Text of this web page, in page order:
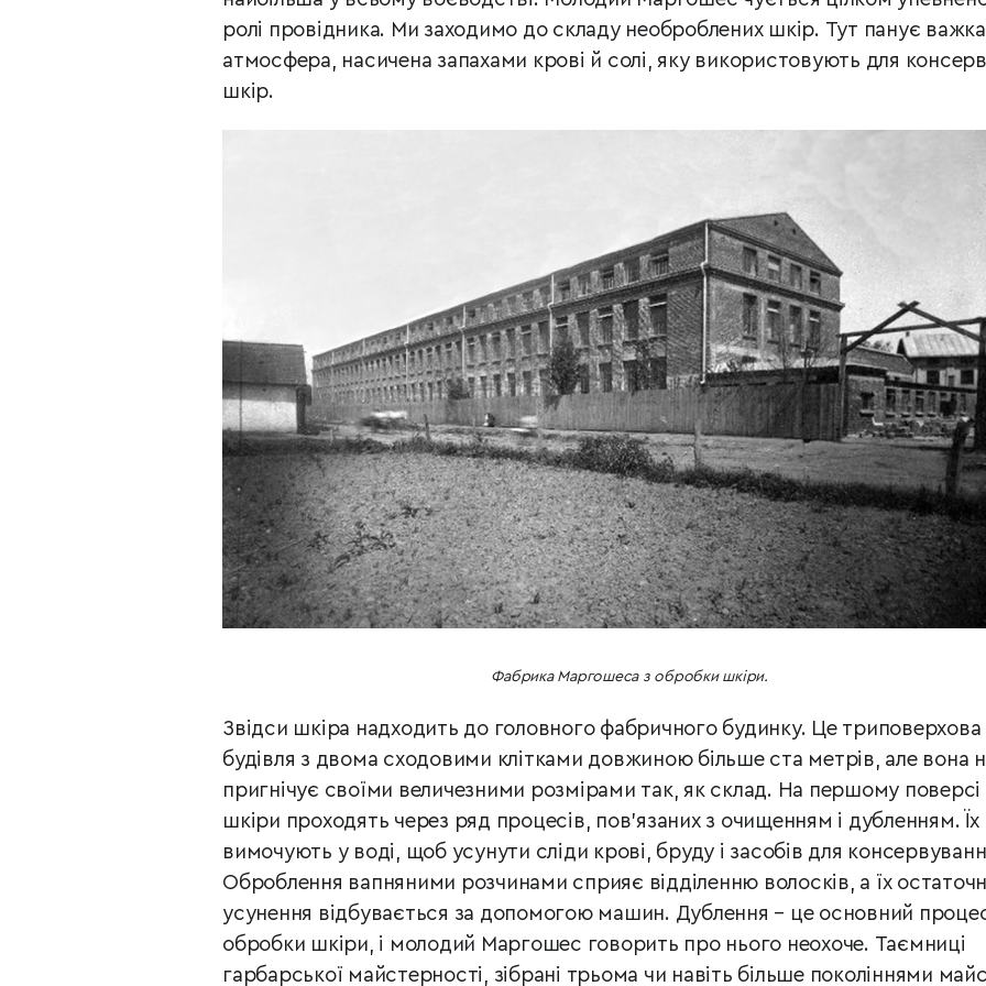
ролі провідника. Ми заходимо до складу необроблених шкір. Тут панує важка
атмосфера, насичена запахами крові й солі, яку використовують для
шкір.
Фабрика Маргошеса з обробки шкіри.
Звідси шкіра надходить до головного фабричного будинку. Це триповерхова
будівля з двома сходовими клітками довжиною більше ста метрів, але вона
пригнічує своїми величезними розмірами так, як склад. На першому поверсі
шкіри проходять через ряд процесів, пов’язаних з очищенням і дубленням. Їх
вимочують у воді, щоб усунути сліди крові, бруду і засобів для
Оброблення вапняними розчинами сприяє відділенню волосків, а їх
усунення відбувається за допомогою машин. Дублення – це основний
обробки шкіри, і молодий Маргошес говорить про нього неохоче. Таємниці
гарбарської майстерності, зібрані трьома чи навіть більше поколіннями